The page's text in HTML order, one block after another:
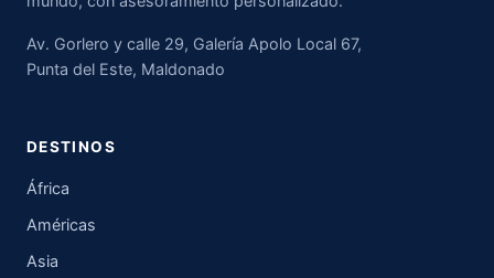
Av. Gorlero y calle 29, Galería Apolo Local 67,
Punta del Este, Maldonado
DESTINOS
África
Américas
Asia